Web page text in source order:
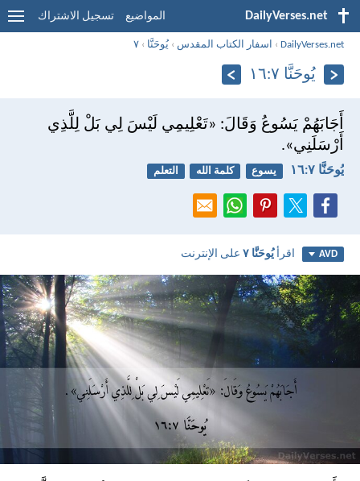
DailyVerses.net المواضيع تسجيل الاشتراك
DailyVerses.net
› اسفار الكتاب المقدس ›يُوحَنَّا ›٧
يُوحَنَّا ٧:‏١٦
أَجَابَهُمْ يَسُوعُ وَقَالَ: «تَعْلِيمِي لَيْسَ لِي بَلْ لِلَّذِي
أَرْسَلَنِي».
يُوحَنَّا ٧:‏١٦ يسوع كلمة الله التعلم
AVD اقرأيُوحَنَّا ٧ على الإنترنت